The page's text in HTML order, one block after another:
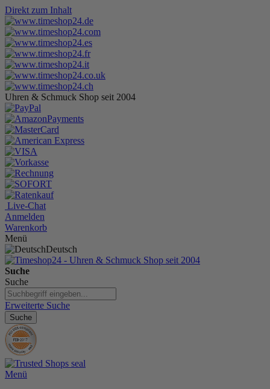
Direkt zum Inhalt
Uhren & Schmuck Shop seit 2004
Live-Chat
Anmelden
Warenkorb
Menü
Deutsch
Suche
Suche
Erweiterte Suche
Suche
Menü